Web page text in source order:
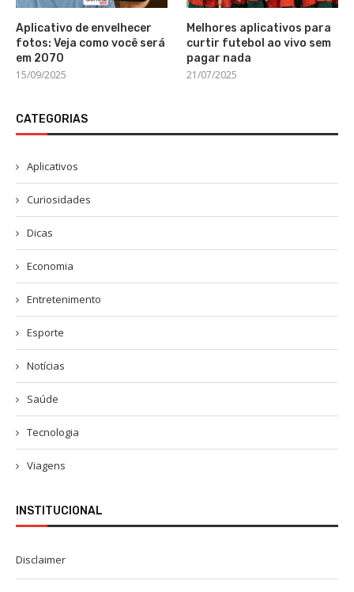
Aplicativo de envelhecer
fotos: Veja como você será
em 2070
15/09/2025
Melhores aplicativos para
curtir futebol ao vivo sem
pagar nada
21/07/2025
CATEGORIAS
Aplicativos
Curiosidades
Dicas
Economia
Entretenimento
Esporte
Notícias
Saúde
Tecnologia
Viagens
INSTITUCIONAL
Disclaimer